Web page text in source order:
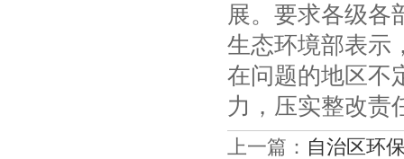
展。要求各级各
生态环境部表示
在问题的地区不
力，压实整改责
上一篇： 自治区环